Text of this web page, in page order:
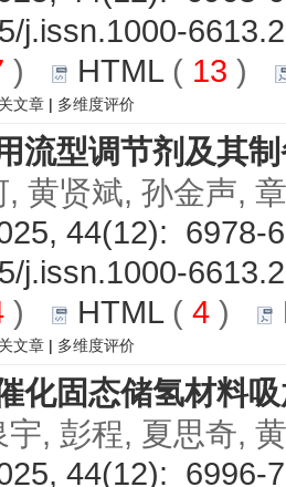
j.issn.1000-
) HTML( 13 )
文章 | 多维度评价
流型调节剂及其
黄贤斌, 孙金声,
44(12): 6978-
j.issn.1000-
) HTML( 4 )
文章 | 多维度评价
化固态储氢材料
宇, 彭程, 夏思奇,
44(12): 6996-